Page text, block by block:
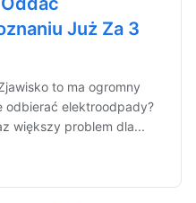
Już Za 3
to ma ogromny
odbierać elektroodpady?
większy problem dla...